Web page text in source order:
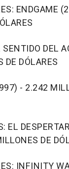
ENDGAME
SENTIDO DEL
DÓLARES
- 2.242
EL
DE